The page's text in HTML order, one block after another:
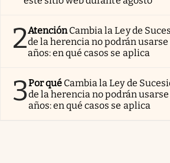
2AtenciónCambia la Ley de
de la herencia no podrán usarse
años: en qué casos se aplica
3Por qué Cambia la Ley de
de la herencia no podrán usarse
años: en qué casos se aplica